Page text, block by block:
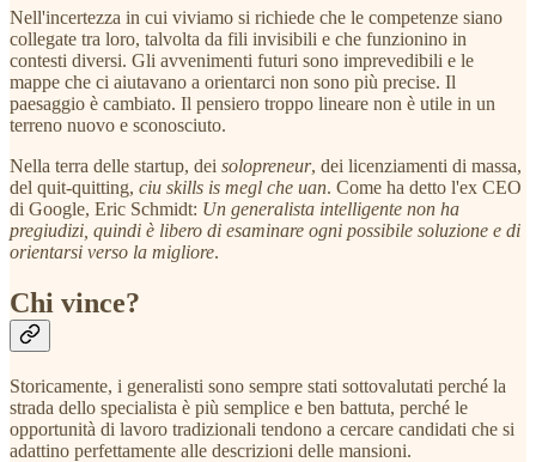
Nell'incertezza in cui viviamo si richiede che le competenze siano
collegate tra loro, talvolta da fili invisibili e che funzionino in
contesti diversi. Gli avvenimenti futuri sono imprevedibili e le
mappe che ci aiutavano a orientarci non sono più precise. Il
paesaggio è cambiato. Il pensiero troppo lineare non è utile in un
terreno nuovo e sconosciuto.
Nella terra delle startup, dei solopreneur, dei licenziamenti di massa,
del quit-quitting, ciu skills is megl che uan. Come ha detto l'ex CEO
di Google, Eric Schmidt: Un generalista intelligente non ha
pregiudizi, quindi è libero di esaminare ogni possibile soluzione e di
orientarsi verso la migliore.
Chi vince?
Storicamente, i generalisti sono sempre stati sottovalutati perché la
strada dello specialista è più semplice e ben battuta, perché le
opportunità di lavoro tradizionali tendono a cercare candidati che si
adattino perfettamente alle descrizioni delle mansioni.